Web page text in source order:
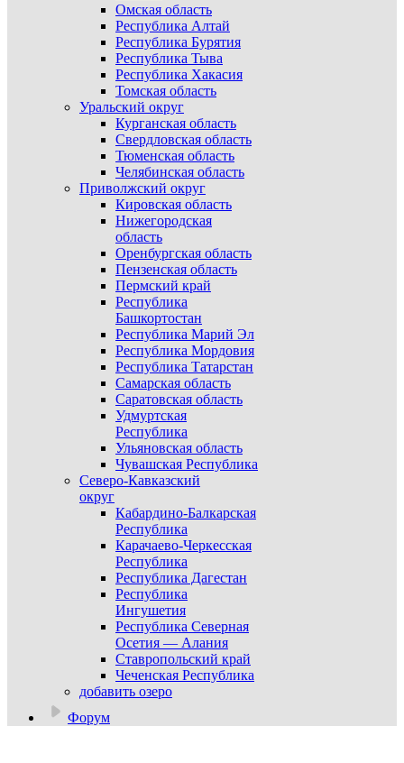
Омская область
Республика Алтай
Республика Бурятия
Республика Тыва
Республика Хакасия
Томская область
Уральский округ
Курганская область
Свердловская область
Тюменская область
Челябинская область
Приволжский округ
Кировская область
Нижегородская
область
Оренбургская область
Пензенская область
Пермский край
Республика
Башкортостан
Республика Марий Эл
Республика Мордовия
Республика Татарстан
Самарская область
Саратовская область
Удмуртская
Республика
Ульяновская область
Чувашская Республика
Северо-Кавказский
округ
Кабардино-Балкарская
Республика
Карачаево-Черкесская
Республика
Республика Дагестан
Республика
Ингушетия
Республика Северная
Осетия — Алания
Ставропольский край
Чеченская Республика
добавить озеро
Форум